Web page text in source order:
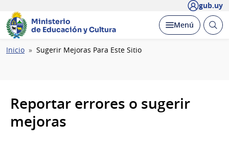
gub.uy
Ministerio
de Educación y Cultura
Desplegar
Menú Abrir
Ruta
Inicio Sugerir Mejoras Para Este Sitio
Reportar errores o sugerir
mejoras